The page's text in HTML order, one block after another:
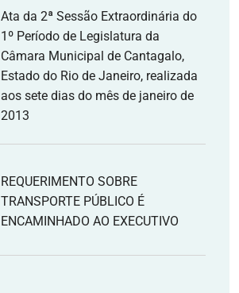
Ata da 2ª Sessão Extraordinária do
1º Período de Legislatura da
Câmara Municipal de Cantagalo,
Estado do Rio de Janeiro, realizada
aos sete dias do mês de janeiro de
2013
REQUERIMENTO SOBRE
TRANSPORTE PÚBLICO É
ENCAMINHADO AO EXECUTIVO